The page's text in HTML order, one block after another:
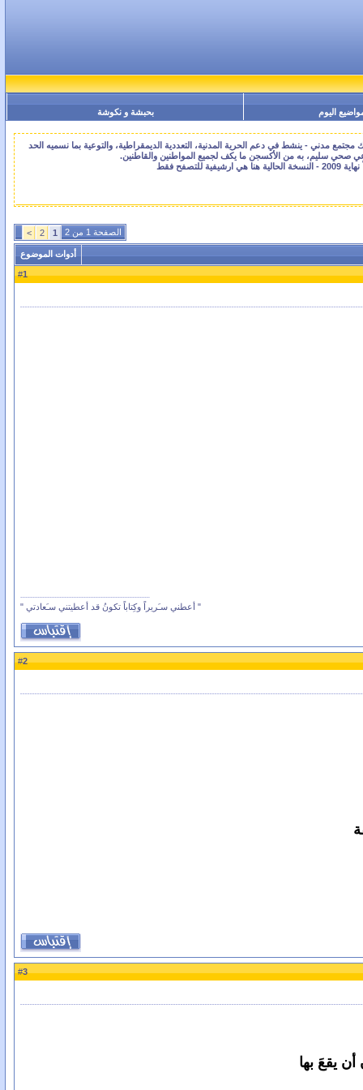
اليوم بحبشة و نكوشة
مدني - ينشط في دعم الحرية المدنية، التعددية الديمقراطية، والتوعية بما نسميه الحد
صحي سليم، به من الأكسجن ما يكف لجميع المواطنين والقاطنين.
الصفحة 1 من 2 1
2
>
أدوات الموضوع
#
1
" أعطني سـَريراً وكِتاباً تكونُ قد أعطيتني سـَعادتي "
#
2
#
3
يقعَ بها